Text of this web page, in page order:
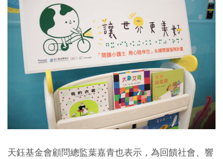
天鈺基金會顧問總監葉嘉青也表示，為回饋社會、響